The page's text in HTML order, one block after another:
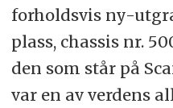
forholdsvis ny-
plass, chassis nr.
den som står på
var en av verdens